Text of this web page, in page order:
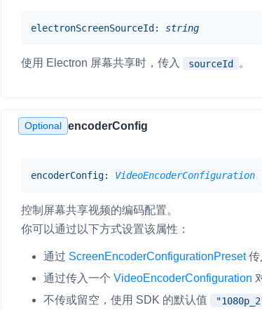
频互动功能、更大的可扩展性和更优秀的
实时消息
即时通讯 IM NEW
对接国内外多家 CDN 供应商，提供一个整
体播放体验最佳的 CDN 直播方案
媒体流加速
为智能硬件提供优质的媒体流传输，实现
electronScreenSourceId : string
使用 Electron 屏幕共享时，传入 sourceId 。
Optional encoderConfig
encoderConfig: VideoEncoderConfiguration
控制屏幕共享视频的编码配置。
你可以通过以下方式设置该属性：
通过 ScreenEncoderConfigurationPreset传
通过传入一个 VideoEncoderConfiguration
不传或留空，使用 SDK 的默认值